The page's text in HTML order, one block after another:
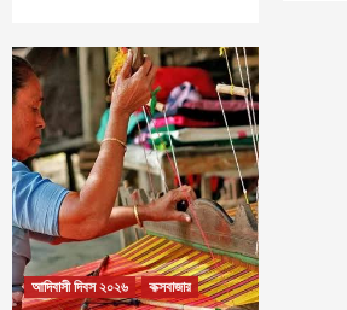
আদিবাসী দিবস ২০২৬ কক্সবাজার